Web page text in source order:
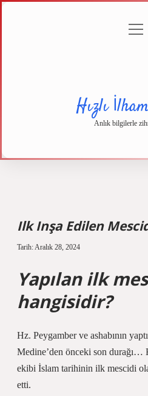
Hızlı
Anlık bilgilerle
Ilk Inşa Edilen
Tarih: Aralık 28, 2024
Yapılan ilk
hangisidir?
Hz. Peygamber ve ashabının
Medine’den önceki son
ekibi İslam tarihinin ilk mescidi
etti.